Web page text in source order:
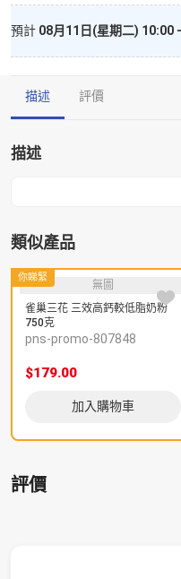
低
脂
奶
750
克
數
量
預計 08月11日(星期二) 10:00
描述 評價
描述
類似產品
你睇緊
無圖
雀巢三花 三效高鈣較低脂奶粉
750克
pns-promo-807848
$179.00
加入購物車
評價